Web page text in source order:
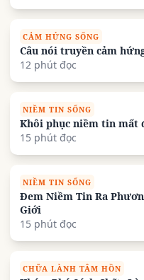
CẢM HỨNG SỐNG
Câu nói truyền cảm
12 phút đọc
NIỀM TIN SỐNG
Khôi phục niềm tin mất
15 phút đọc
NIỀM TIN SỐNG
Đem Niềm Tin Ra
Giới
15 phút đọc
CHỮA LÀNH TÂM HỒN